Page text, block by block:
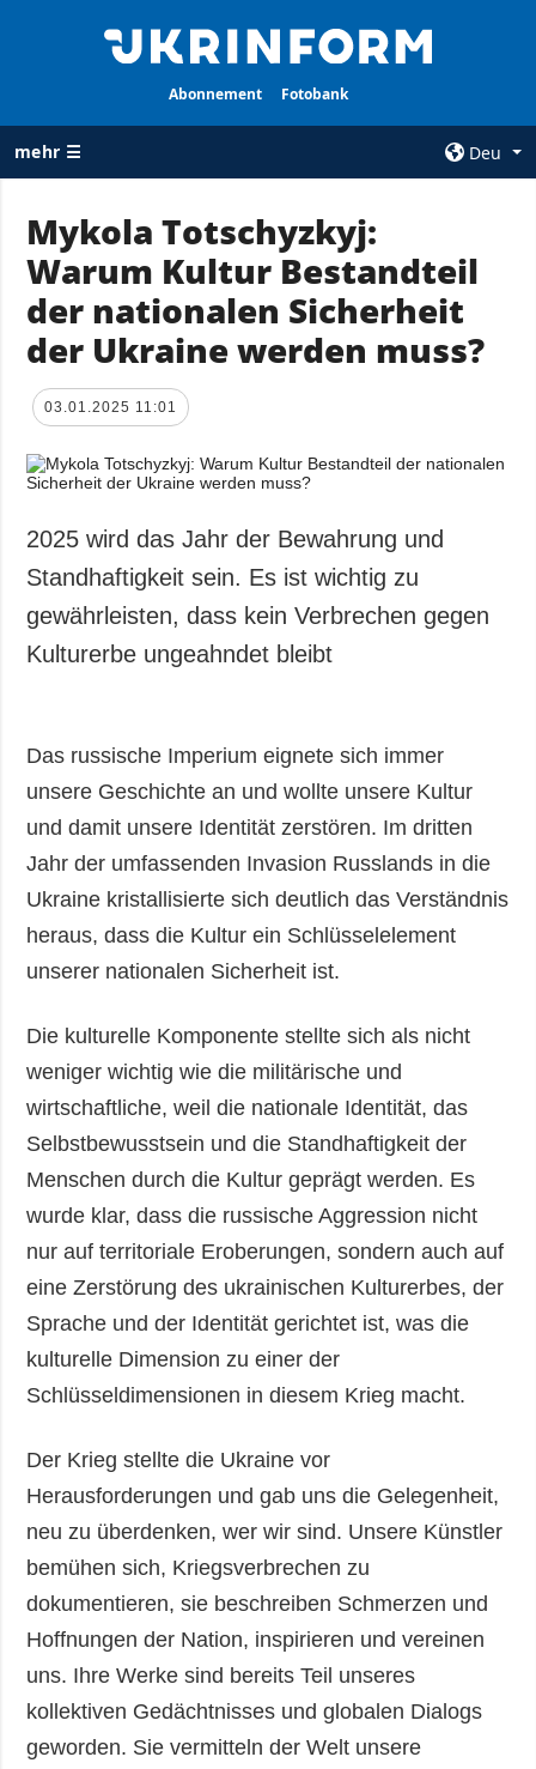
Abonnement Fotobank
mehr ☰
Deu
ALLE
RUBRIKEN
Krieg
Wiederaufbau
der Ukraine
Politik
Wirtschaft
Gesellschaft und
Kultur
Sport
Kriminalität
AGENTUR
Über uns
Kontakte
und zum Schutz
ZUSÄTZLICH
Veröffentlichungen
Interview
LEISTUNGEN
Abonnement
Fotobank
Mykola Totschyzkyj:
Warum Kultur Bestandteil
der nationalen Sicherheit
der Ukraine werden muss?
03.01.2025 11:01
2025 wird das Jahr der Bewahrung und
Standhaftigkeit sein. Es ist wichtig zu
gewährleisten, dass kein Verbrechen gegen
Kulturerbe ungeahndet bleibt
Das russische Imperium eignete sich immer
unsere Geschichte an und wollte unsere Kultur
und damit unsere Identität zerstören. Im dritten
Jahr der umfassenden Invasion Russlands in die
Ukraine kristallisierte sich deutlich das Verständnis
heraus, dass die Kultur ein Schlüsselelement
unserer nationalen Sicherheit ist.
Die kulturelle Komponente stellte sich als nicht
weniger wichtig wie die militärische und
wirtschaftliche, weil die nationale Identität, das
Selbstbewusstsein und die Standhaftigkeit der
Menschen durch die Kultur geprägt werden. Es
wurde klar, dass die russische Aggression nicht
nur auf territoriale Eroberungen, sondern auch auf
eine Zerstörung des ukrainischen Kulturerbes, der
Sprache und der Identität gerichtet ist, was die
kulturelle Dimension zu einer der
Schlüsseldimensionen in diesem Krieg macht.
Der Krieg stellte die Ukraine vor
Herausforderungen und gab uns die Gelegenheit,
neu zu überdenken, wer wir sind. Unsere Künstler
bemühen sich, Kriegsverbrechen zu
dokumentieren, sie beschreiben Schmerzen und
Hoffnungen der Nation, inspirieren und vereinen
uns. Ihre Werke sind bereits Teil unseres
kollektiven Gedächtnisses und globalen Dialogs
geworden. Sie vermitteln der Welt unsere